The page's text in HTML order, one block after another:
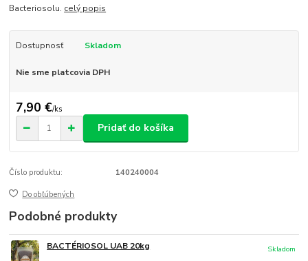
Bacteriosolu. celý popis
Dostupnosť Skladom
Nie sme platcovia DPH
7,90 €/ks
Pridať do košíka
Číslo produktu: 140240004
Do obľúbených
Podobné produkty
BACTÉRIOSOL UAB 20kg Skladom